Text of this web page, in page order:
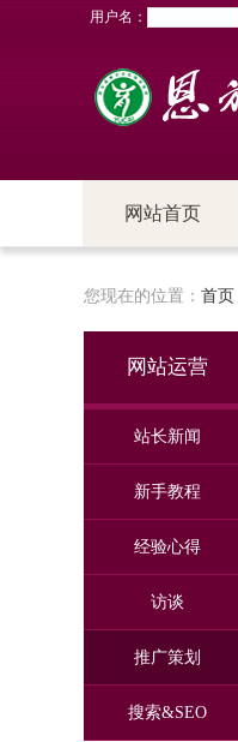
用户名：
网站首页
您现在的位置： 首页
网站运营
站长新闻
新手教程
经验心得
访谈
推广策划
搜索&SEO